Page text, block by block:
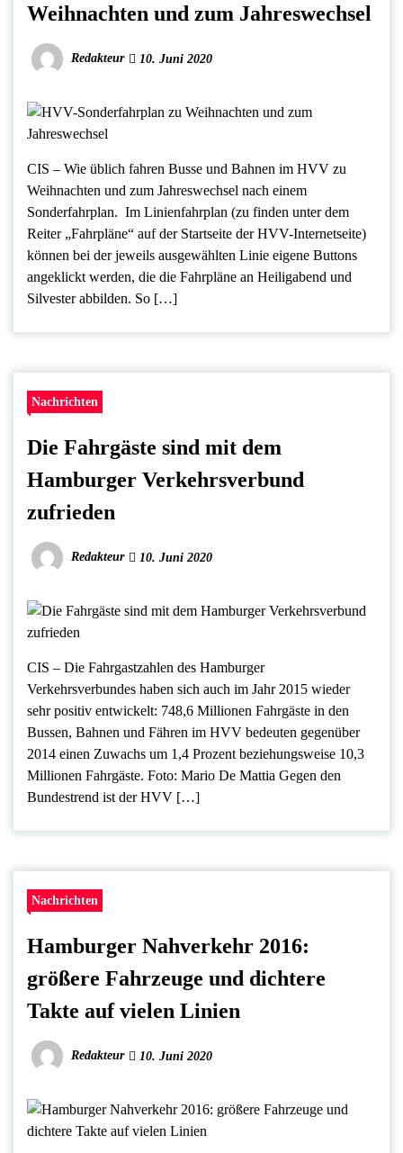
Weihnachten und zum Jahreswechsel
Redakteur 10. Juni 2020
CIS – Wie üblich fahren Busse und Bahnen im HVV zu
Weihnachten und zum Jahreswechsel nach einem
Sonderfahrplan. Im Linienfahrplan (zu finden unter dem
Reiter „Fahrpläne“ auf der Startseite der HVV-Internetseite)
können bei der jeweils ausgewählten Linie eigene Buttons
angeklickt werden, die die Fahrpläne an Heiligabend und
Silvester abbilden. So […]
Nachrichten
Die Fahrgäste sind mit dem
Hamburger Verkehrsverbund
zufrieden
Redakteur 10. Juni 2020
CIS – Die Fahrgastzahlen des Hamburger
Verkehrsverbundes haben sich auch im Jahr 2015 wieder
sehr positiv entwickelt: 748,6 Millionen Fahrgäste in den
Bussen, Bahnen und Fähren im HVV bedeuten gegenüber
2014 einen Zuwachs um 1,4 Prozent beziehungsweise 10,3
Millionen Fahrgäste. Foto: Mario De Mattia Gegen den
Bundestrend ist der HVV […]
Nachrichten
Hamburger Nahverkehr 2016:
größere Fahrzeuge und dichtere
Takte auf vielen Linien
Redakteur 10. Juni 2020